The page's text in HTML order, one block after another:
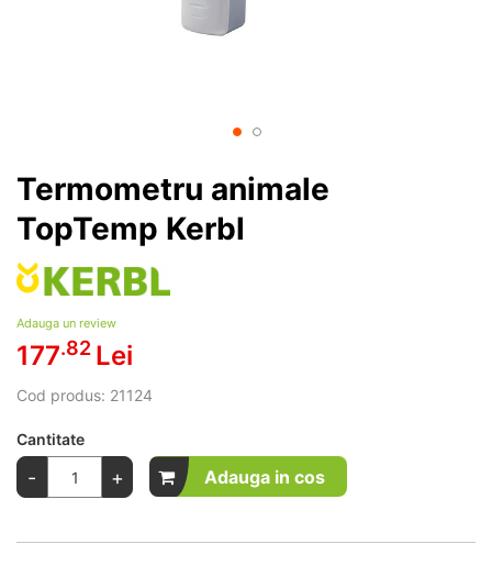
Termometru animale
TopTemp Kerbl
Adauga un review
177.82 Lei
Cod produs: 21124
Cantitate
- + Adauga in cos